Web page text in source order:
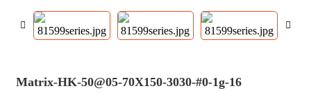
Matrix-HK-50@05-70X150-3030-#0-1g-16